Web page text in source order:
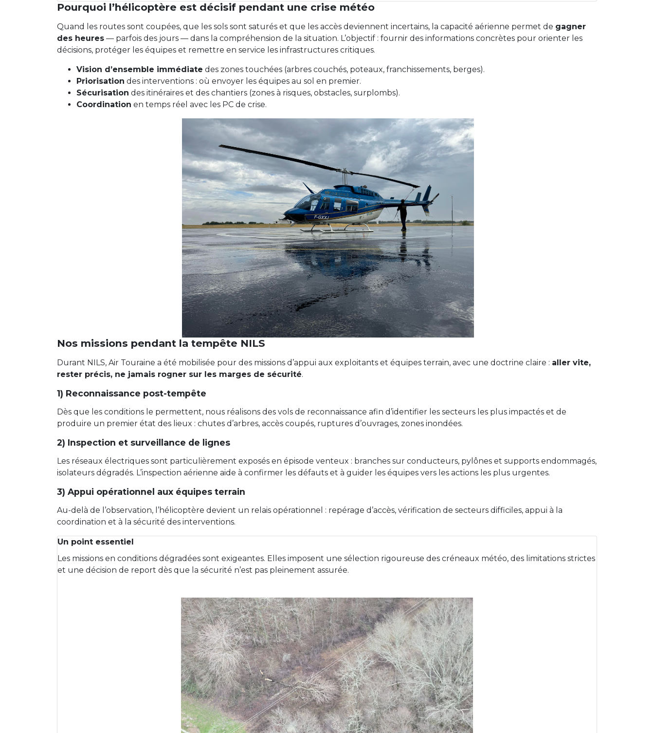
Pourquoi l’hélicoptère est décisif pendant une crise météo
Quand les routes sont coupées, que les sols sont saturés et que les accès deviennent incertains, la capacité aérienne permet de gagner
des heures — parfois des jours — dans la compréhension de la situation. L’objectif : fournir des informations concrètes pour orienter les
décisions, protéger les équipes et remettre en service les infrastructures critiques.
Vision d’ensemble immédiate des zones touchées (arbres couchés, poteaux, franchissements, berges).
Priorisation des interventions : où envoyer les équipes au sol en premier.
Sécurisation des itinéraires et des chantiers (zones à risques, obstacles, surplombs).
Coordination en temps réel avec les PC de crise.
Nos missions pendant la tempête NILS
Durant NILS, Air Touraine a été mobilisée pour des missions d’appui aux exploitants et équipes terrain, avec une doctrine claire : aller vite,
rester précis, ne jamais rogner sur les marges de sécurité.
1) Reconnaissance post-tempête
Dès que les conditions le permettent, nous réalisons des vols de reconnaissance afin d’identifier les secteurs les plus impactés et de
produire un premier état des lieux : chutes d’arbres, accès coupés, ruptures d’ouvrages, zones inondées.
2) Inspection et surveillance de lignes
Les réseaux électriques sont particulièrement exposés en épisode venteux : branches sur conducteurs, pylônes et supports endommagés,
isolateurs dégradés. L’inspection aérienne aide à confirmer les défauts et à guider les équipes vers les actions les plus urgentes.
3) Appui opérationnel aux équipes terrain
Au-delà de l’observation, l’hélicoptère devient un relais opérationnel : repérage d’accès, vérification de secteurs difficiles, appui à la
coordination et à la sécurité des interventions.
Un point essentiel
Les missions en conditions dégradées sont exigeantes. Elles imposent une sélection rigoureuse des créneaux météo, des limitations strictes
et une décision de report dès que la sécurité n’est pas pleinement assurée.